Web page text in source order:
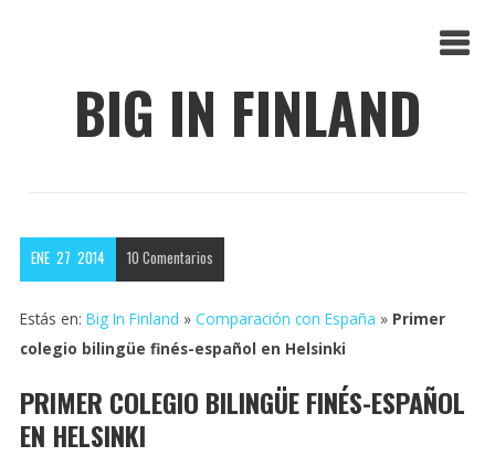
BIG IN FINLAND
ENE 27 2014 10 Comentarios
Estás en: Big In Finland » Comparación con España » Primer
colegio bilingüe finés-español en Helsinki
PRIMER COLEGIO BILINGÜE FINÉS-ESPAÑOL
EN HELSINKI